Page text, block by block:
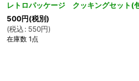
レトロパッケージ クッキングセッ
500円(税別)
(税込 : 550円)
在庫数 1点